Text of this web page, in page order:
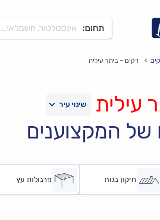
תחום: אינסטלטור, חשמלאי...
דקים - ביתר עילית
עילית
של המקצוענים
תיקון גגות פרגולות עץ